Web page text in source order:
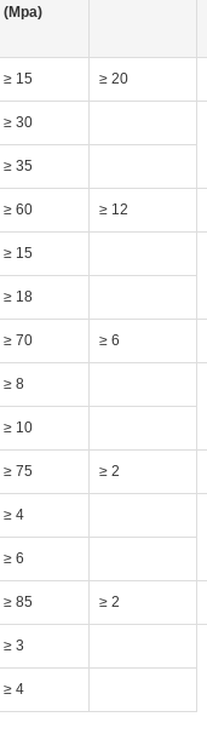
(Mpa)
≥ 15 ≥ 20
≥ 30
≥ 35
≥ 60 ≥ 12
≥ 15
≥ 18
≥ 70 ≥ 6
≥ 8
≥ 10
≥ 75 ≥ 2
≥ 4
≥ 6
≥ 85 ≥ 2
≥ 3
≥ 4